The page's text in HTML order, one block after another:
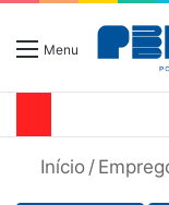
Menu
Início /